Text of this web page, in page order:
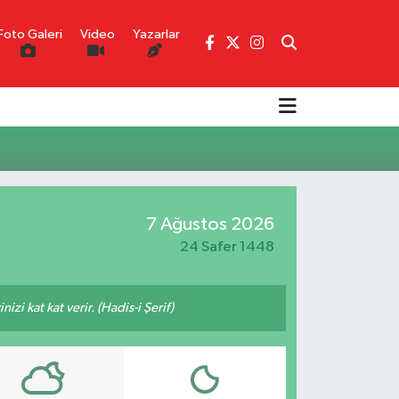
Foto Galeri Video Yazarlar
7 Ağustos 2026
24 Safer 1448
kat kat verir. (Hadis-i Şerif)